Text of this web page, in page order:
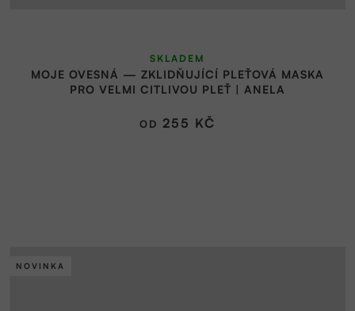
MOJE OVESNÁ — ZKLIDŇUJÍCÍ PLEŤOVÁ MASKA
PRO VELMI CITLIVOU PLEŤ | ANELA
SKLADEM
OD 255 KČ
NOVINKA